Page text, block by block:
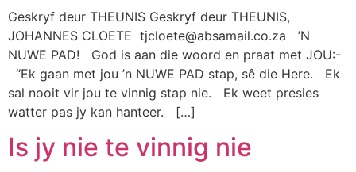
Geskryf deur THEUNIS Geskryf deur THEUNIS,
JOHANNES CLOETE tjcloete@absamail.co.za ’N
NUWE PAD! God is aan die woord en praat met JOU:-
“Ek gaan met jou ’n NUWE PAD stap, sê die Here. Ek
sal nooit vir jou te vinnig stap nie. Ek weet presies
watter pas jy kan hanteer. […]
Is jy nie te vinnig nie